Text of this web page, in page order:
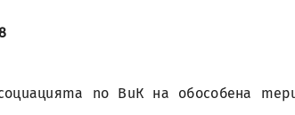
по ВиК на обособена